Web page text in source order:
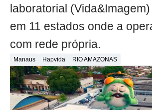
laboratorial
em 11 estados onde a
com rede própria.
Manaus Hapvida RIO AMAZONAS